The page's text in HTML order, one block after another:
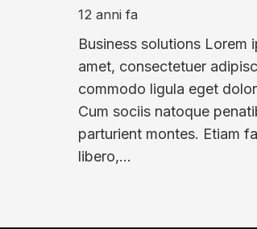
12 anni fa
Business solutions Lorem
amet, consectetuer
commodo ligula eget
Cum sociis natoque
parturient montes. Etiam
libero,…